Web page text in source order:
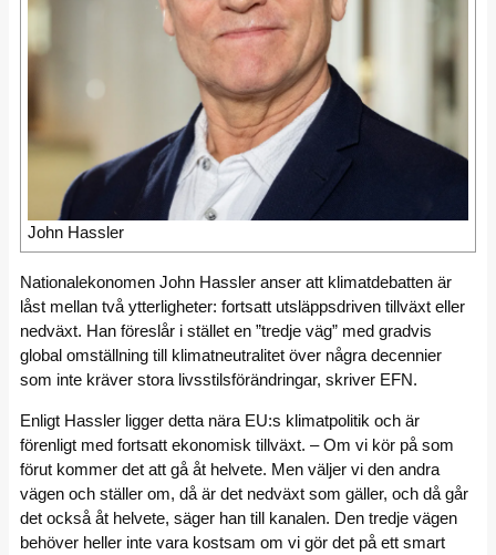
John Hassler
Nationalekonomen John Hassler anser att klimatdebatten är
låst mellan två ytterligheter: fortsatt utsläppsdriven tillväxt eller
nedväxt. Han föreslår i stället en ”tredje väg” med gradvis
global omställning till klimatneutralitet över några decennier
som inte kräver stora livsstilsförändringar, skriver EFN.
Enligt Hassler ligger detta nära EU:s klimatpolitik och är
förenligt med fortsatt ekonomisk tillväxt. – Om vi kör på som
förut kommer det att gå åt helvete. Men väljer vi den andra
vägen och ställer om, då är det nedväxt som gäller, och då går
det också åt helvete, säger han till kanalen. Den tredje vägen
behöver heller inte vara kostsam om vi gör det på ett smart